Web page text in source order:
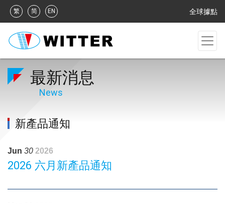
繁 简 EN 全球據點
最新消息
News
新產品通知
Jun 30 2026
2026 六月新產品通知